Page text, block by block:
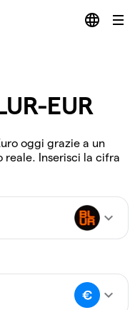
EUR
oggi grazie a un
Inserisci la cifra